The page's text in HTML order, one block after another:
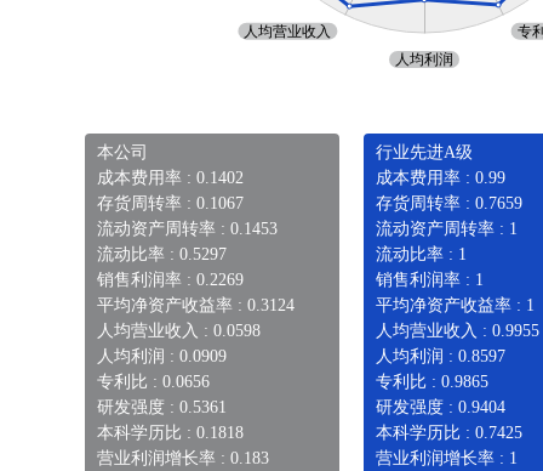
本公司
成本费用率 : 0.1402
存货周转率 : 0.1067
流动资产周转率 : 0.1453
流动比率 : 0.5297
销售利润率 : 0.2269
平均净资产收益率 : 0.3124
人均营业收入 : 0.0598
人均利润 : 0.0909
专利比 : 0.0656
研发强度 : 0.5361
本科学历比 : 0.1818
营业利润增长率 : 0.183
行业先进A级
成本费用率 : 0.99
存货周转率 : 0.7659
流动资产周转率 : 1
流动比率 : 1
销售利润率 : 1
平均净资产收益率 : 1
人均营业收入 : 0.9955
人均利润 : 0.8597
专利比 : 0.9865
研发强度 : 0.9404
本科学历比 : 0.7425
营业利润增长率 : 1